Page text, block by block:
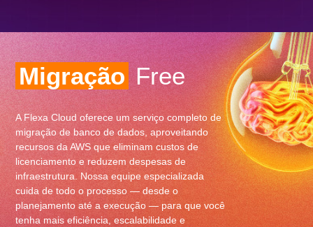
Migração Free
A Flexa Cloud oferece um serviço completo de
migração de banco de dados, aproveitando
recursos da AWS que eliminam custos de
licenciamento e reduzem despesas de
infraestrutura. Nossa equipe especializada
cuida de todo o processo — desde o
planejamento até a execução — para que você
tenha mais eficiência, escalabilidade e